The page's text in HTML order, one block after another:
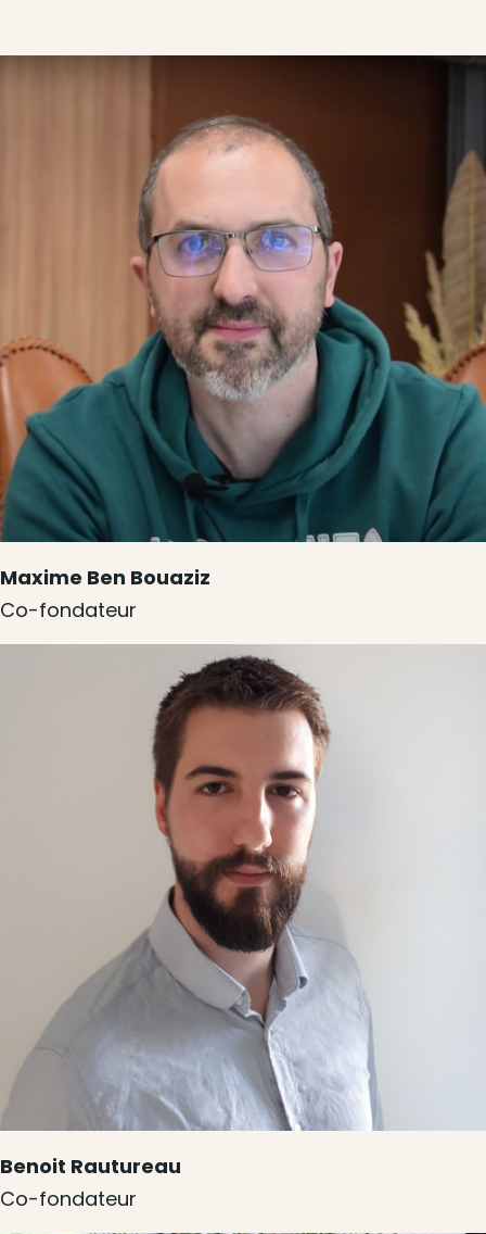
Maxime Ben Bouaziz
Co-fondateur
Benoit Rautureau
Co-fondateur